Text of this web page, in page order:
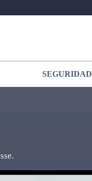
SEGURIDAD